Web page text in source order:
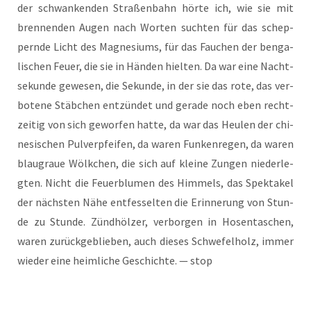
der schwan­ken­den Stra­ßen­bahn hör­te ich, wie sie mit
bren­nen­den Augen nach Wor­ten such­ten für das schep­
pern­de Licht des Magne­si­ums, für das Fau­chen der ben­ga­
li­schen Feu­er, die sie in Hän­den hiel­ten. Da war eine Nacht­
se­kun­de gewe­sen, die Sekun­de, in der sie das rote, das ver­
bo­te­ne Stäb­chen ent­zün­det und gera­de noch eben recht­
zei­tig von sich gewor­fen hat­te, da war das Heu­len der chi­
ne­si­schen Pul­ver­pfei­fen, da waren Fun­ken­re­gen, da waren
blau­graue Wölk­chen, die sich auf klei­ne Zun­gen nie­der­le­
gten. Nicht die Feu­er­blu­men des Him­mels, das Spek­ta­kel
der nächs­ten Nähe ent­fes­selten die Erin­ne­rung von Stun­
de zu Stun­de. Zünd­höl­zer, ver­bor­gen in Hosen­ta­schen,
waren zurück­ge­blie­ben, auch die­ses Schwe­fel­holz, immer
wie­der eine heim­li­che Geschich­te. — stop